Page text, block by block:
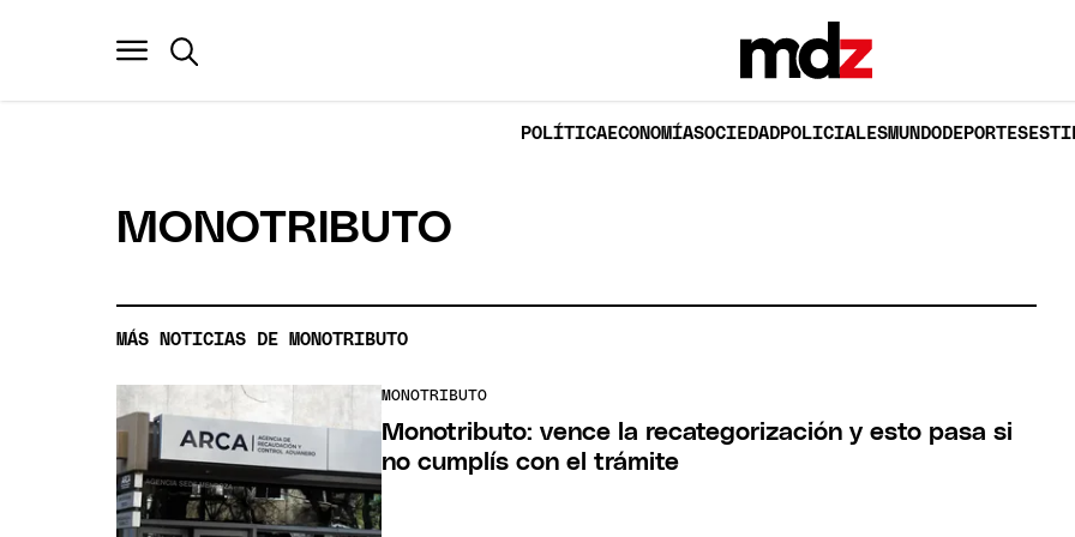
POLÍTICAECONOMÍASOCIEDADPOLICIALESMUNDODEPORTES
MONOTRIBUTO
MÁS NOTICIAS DE MONOTRIBUTO
MONOTRIBUTO
Monotributo: vence la recategorización y esto pasa si
no cumplís con el trámite